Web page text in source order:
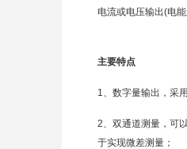
电流或电压输出(电
主要特点
1、数字量输出，采
2、双通道测量，可
于实现微差测量；